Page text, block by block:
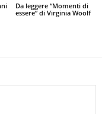
Da leggere “Momenti di
essere” di Virginia Woolf